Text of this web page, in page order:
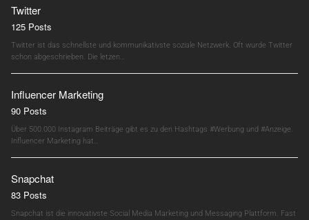
Twitter
125 Posts
Twitter ist das schnellste und kommunikativste soziale Netzwerk. Oft wurde Twitter
schon abgeschrieben. Die letzen…
Influencer Marketing
90 Posts
Über 500.000 Instagram Beiträge gibt es zu den Hashtags #Werbung und #Anzeige.
Influencer Marketing hat…
Snapchat
83 Posts
Snapchat ist die innovativste Social Media Marketing und Messaging Plattform. Fast